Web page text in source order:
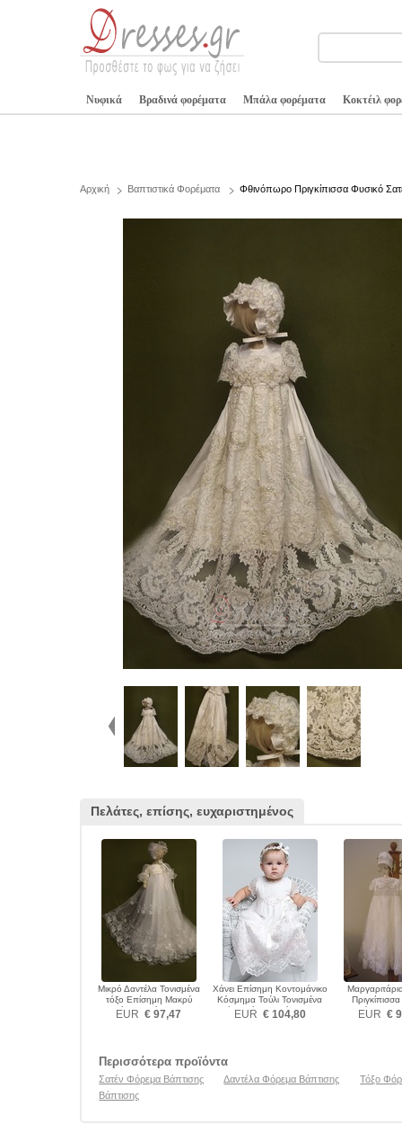
Νυφικά Βραδινά φορέματα Μπάλα φορέματα Κοκτέιλ
Αρχική Βαπτιστικά Φορέματα Φθινόπωρο Πριγκίπισσα Φυσικό
Πελάτες, επίσης, ευχαριστημένος
Μικρό Δαντέλα Τονισμένα
τόξο Επίσημη Μακρύ
Φόρεμα Βάπτισης
EUR € 97,47
Χάνει Επίσημη Κοντομάνικο
Κόσμημα Τούλι Τονισμένα
τόξο Φόρεμα Βάπτισης
EUR € 104,80 EUR €
Περισσότερα προϊόντα
Σατέν Φόρεμα Βάπτισης Δαντέλα Φόρεμα Βάπτισης
Τόξο
Βάπτισης